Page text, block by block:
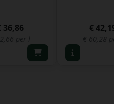
36,86
per l
€
€ 60,28